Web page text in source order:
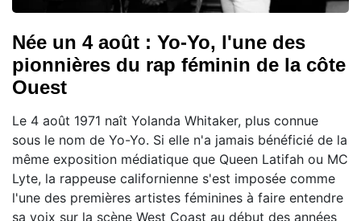
Née un 4 août : Yo-Yo, l'une des
pionnières du rap féminin de la côte
Ouest
Le 4 août 1971 naît Yolanda Whitaker, plus connue
sous le nom de Yo-Yo. Si elle n'a jamais bénéficié de la
même exposition médiatique que Queen Latifah ou MC
Lyte, la rappeuse californienne s'est imposée comme
l'une des premières artistes féminines à faire entendre
sa voix sur la scène West Coast au début des années